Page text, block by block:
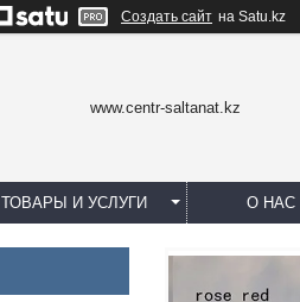
Создать сайт на Satu.kz
www.centr-saltanat.kz
ТОВАРЫ И УСЛУГИ О НАС